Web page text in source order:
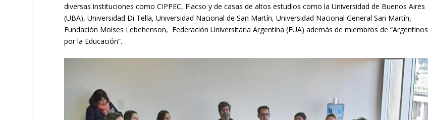
diversas instituciones como CIPPEC, Flacso y de casas de altos estudios como la Universidad de Buenos Aires
(UBA), Universidad Di Tella, Universidad Nacional de San Martín, Universidad Nacional General San Martín,
Fundación Moises Lebehenson, Federación Universitaria Argentina (FUA) además de miembros de “Argentinos
por la Educación”.